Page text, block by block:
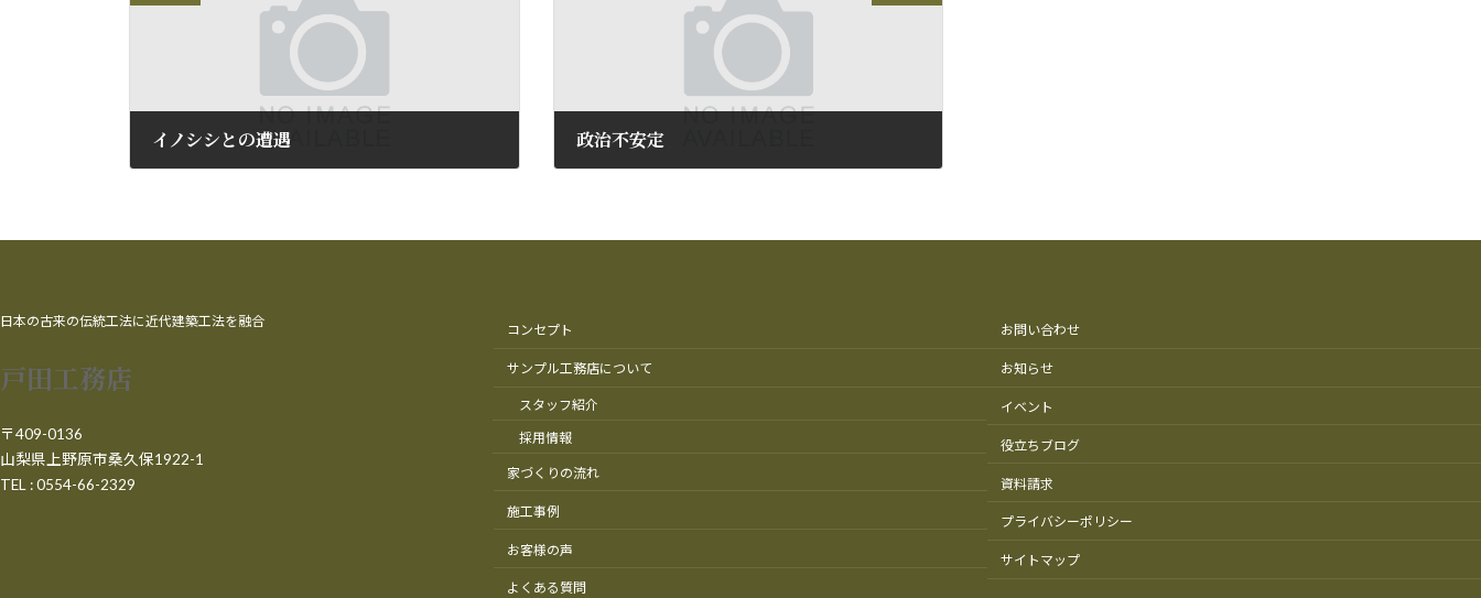
イノシシとの遭遇 政治不安定
日本の古来の伝統工法に近代建築工法を融合
戸田工務店
〒409-0136
山梨県上野原市桑久保1922-1
TEL : 0554-66-2329
コンセプト
サンプル工務店について
スタッフ紹介
採用情報
家づくりの流れ
施工事例
お客様の声
よくある質問
お問い合わせ
お知らせ
イベント
役立ちブログ
資料請求
プライバシーポリシー
サイトマップ